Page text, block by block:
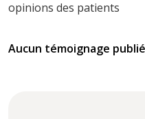
opinions des patients
Aucun témoignage publié